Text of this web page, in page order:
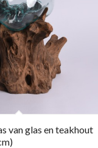
van glas en teakhout